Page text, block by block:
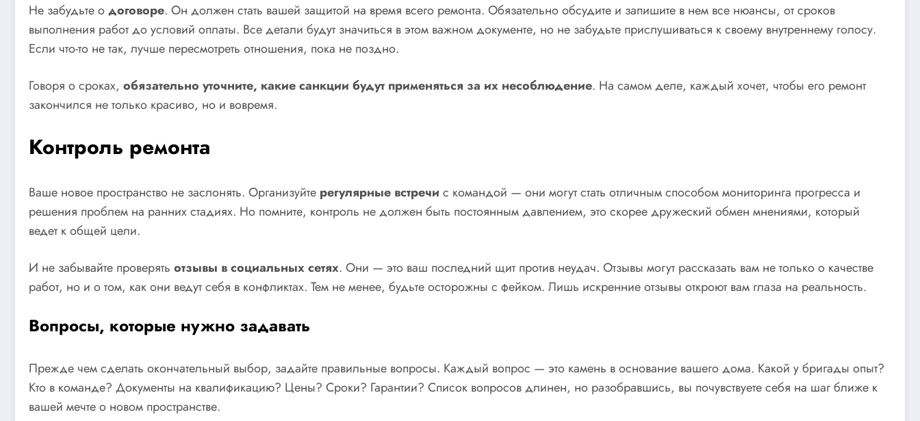
Не забудьте одоговоре. Он должен стать вашей защитой на время всего ремонта. Обязательно обсудите и запишите в нем все нюансы, от сроков
выполнения работ до условий оплаты. Все детали будут значиться в этом важном документе, но не забудьте прислушиваться к своему внутреннему голосу.
Если что-то не так, лучше пересмотреть отношения, пока не поздно.
Говоря о сроках, обязательно уточните, какие санкции будут применяться за их несоблюдение. На самом деле, каждый хочет, чтобы его ремонт
закончился не только красиво, но и вовремя.
Контроль ремонта
Ваше новое пространство не заслонять. Организуйте регулярные встречи с командой — они могут стать отличным способом мониторинга прогресса и
решения проблем на ранних стадиях. Но помните, контроль не должен быть постоянным давлением, это скорее дружеский обмен мнениями, который
ведет к общей цели.
И не забывайте проверять отзывы в социальных сетях. Они — это ваш последний щит против неудач. Отзывы могут рассказать вам не только о качестве
работ, но и о том, как они ведут себя в конфликтах. Тем не менее, будьте осторожны с фейком. Лишь искренние отзывы откроют вам глаза на реальность.
Вопросы, которые нужно задавать
Прежде чем сделать окончательный выбор, задайте правильные вопросы. Каждый вопрос — это камень в основание вашего дома. Какой у бригады опыт?
Кто в команде? Документы на квалификацию? Цены? Сроки? Гарантии? Список вопросов длинен, но разобравшись, вы почувствуете себя на шаг ближе к
вашей мечте о новом пространстве.